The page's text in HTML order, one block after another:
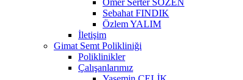
Sebahat FINDIK
Özlem YALIM
İletişim
Gimat Semt Polikliniği
Poliklinikler
Çalışanlarımız